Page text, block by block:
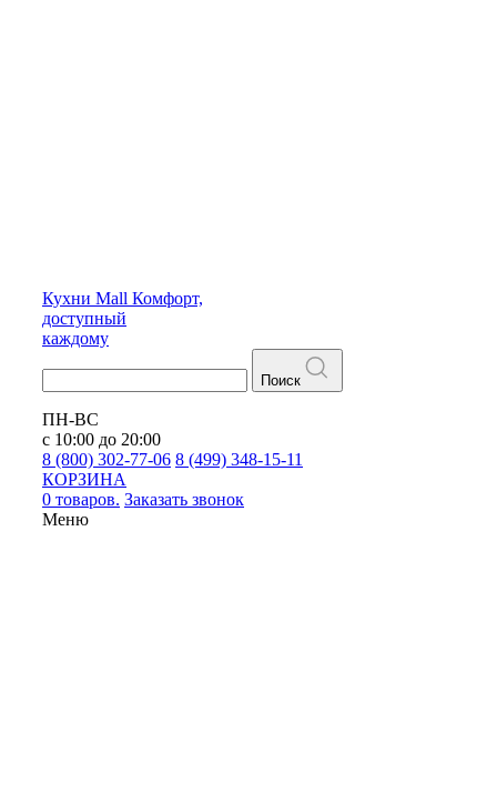
Кухни Mall Комфорт,
доступный
каждому
Поиск
ПН-ВС
с 10:00 до 20:00
8 (800) 302-77-06 8 (499) 348-15-11
КОРЗИНА
0 товаров. Заказать звонок
Меню